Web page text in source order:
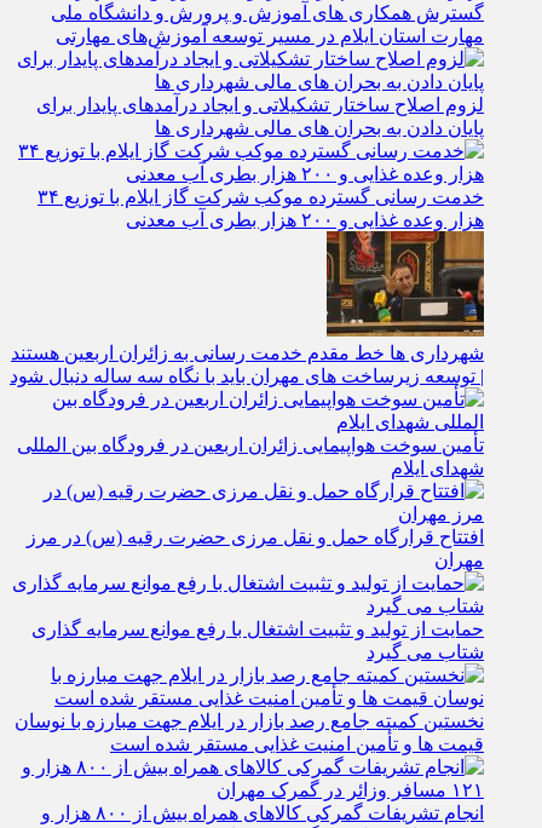
گسترش همکاری‌ های آموزش و پرورش و دانشگاه ملی
مهارت استان ایلام در مسیر توسعه آموزش‌های مهارتی
لزوم اصلاح ساختار تشکیلاتی و ایجاد درآمدهای پایدار برای
پایان دادن به بحران‌ های مالی شهرداری‌ ها
هزار وعده غذایی و ۲۰۰ هزار بطری آب معدنی
شهرداری‌ ها خط مقدم خدمت ‌رسانی به زائران اربعین هستند
| توسعه زیرساخت ‌های مهران باید با نگاه سه‌ ساله دنبال شود
تأمین سوخت هواپیمایی زائران اربعین در فرودگاه بین المللی
شهدای ایلام
افتتاح قرارگاه حمل‌ و نقل مرزی حضرت رقیه (س) در مرز
مهران
حمایت از تولید و تثبیت اشتغال با رفع موانع سرمایه‌ گذاری
شتاب می‌ گیرد
نخستین کمیته جامع رصد بازار در ایلام جهت مبارزه با نوسان
قیمت‌ ها و تأمین امنیت غذایی مستقر شده است